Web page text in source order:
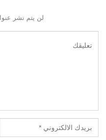
لن يتم نشر